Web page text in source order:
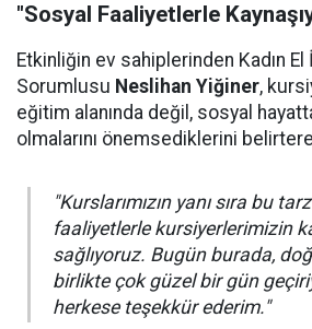
"Sosyal Faaliyetlerle
Etkinliğin ev sahiplerinden Kadın
Sorumlusu Neslihan Yiğiner,
eğitim alanında değil, sosyal
olmalarını önemsediklerini
"Kurslarımızın yanı sıra bu
faaliyetlerle kursiyerlerimizin
sağlıyoruz. Bugün burada,
birlikte çok güzel bir gün
herkese teşekkür ederim."